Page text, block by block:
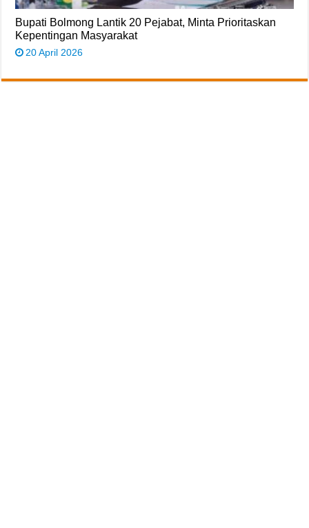
Bupati Bolmong Lantik 20 Pejabat, Minta Prioritaskan
Kepentingan Masyarakat
20 April 2026